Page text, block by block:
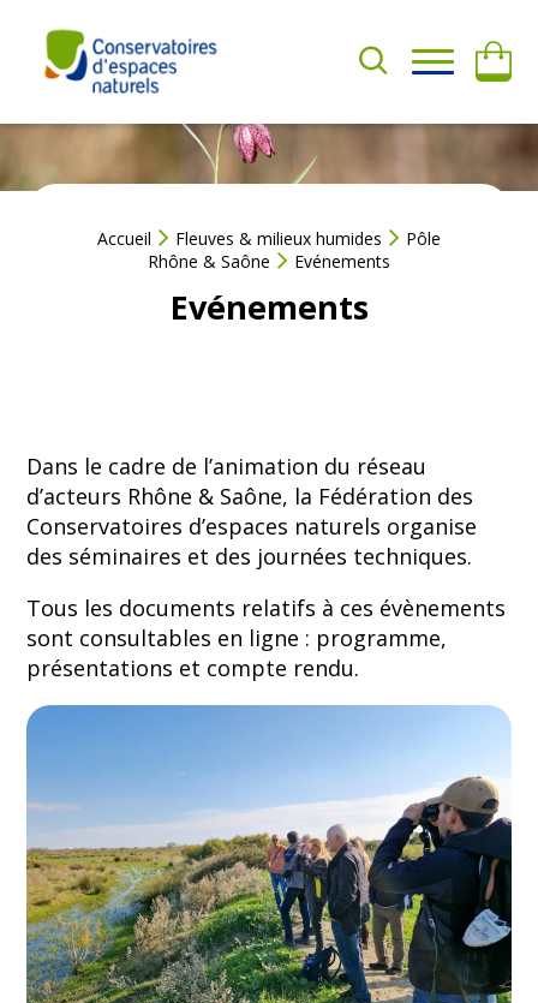
contenu
SOMMES-
ACTIONS
A
H
Accueil Fleuves & milieux humides
Pôle
Rhône & Saône
Evénements
Evénements
Dans le cadre de l’animation du réseau
d’acteurs Rhône & Saône, la Fédération des
Conservatoires d’espaces naturels organise
des séminaires et des journées techniques.
Tous les documents relatifs à ces évènements
sont consultables en ligne : programme,
présentations et compte rendu.